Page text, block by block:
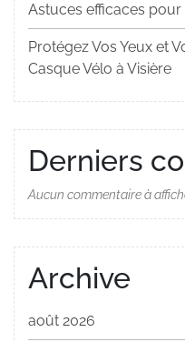
Astuces efficaces
Protégez Vos Yeux et
Casque Vélo à Visière
Derniers
Aucun commentaire à
Archive
août 2026